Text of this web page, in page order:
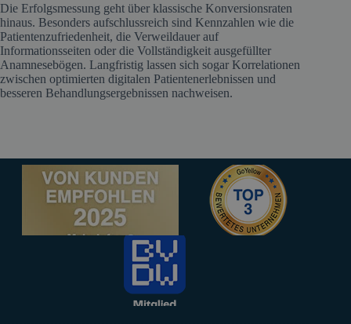
Die Erfolgsmessung geht über klassische Konversionsraten
hinaus. Besonders aufschlussreich sind Kennzahlen wie die
Patientenzufriedenheit, die Verweildauer auf
Informationsseiten oder die Vollständigkeit ausgefüllter
Anamnesebögen. Langfristig lassen sich sogar Korrelationen
zwischen optimierten digitalen Patientenerlebnissen und
besseren Behandlungsergebnissen nachweisen.